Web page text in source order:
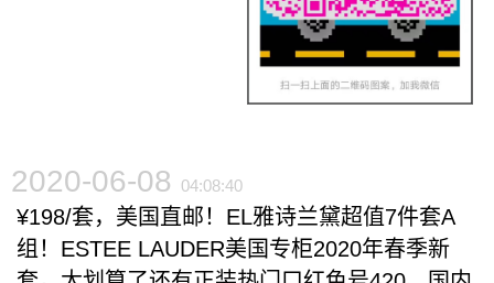
2020-06-08 04:08:40
¥198/套，美国直邮！EL雅诗兰黛超值7件套A
组！ESTEE LAUDER美国专柜2020年春季新